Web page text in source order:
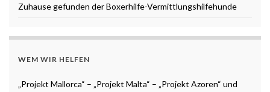
Zuhause gefunden der Boxerhilfe-Vermittlungshilfehunde
WEM WIR HELFEN
„Projekt Mallorca“ – „Projekt Malta“ – „Projekt Azoren“ und